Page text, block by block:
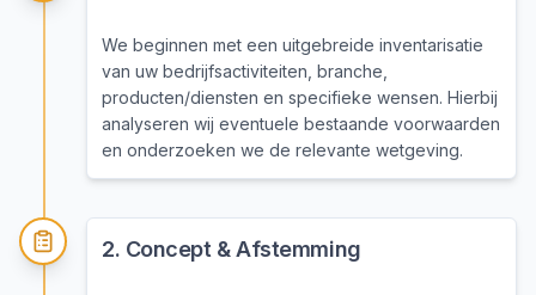
We beginnen met een uitgebreide inventarisatie
van uw bedrijfsactiviteiten, branche,
producten/diensten en specifieke wensen. Hierbij
analyseren wij eventuele bestaande voorwaarden
en onderzoeken we de relevante wetgeving.
2. Concept & Afstemming